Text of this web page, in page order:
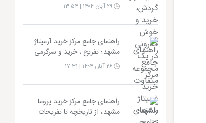
۲۹ آبان ۱۴۰۴ | ۱۳:۵۴
راهنمای جامع مرکز خرید آرمیتاژ
مشهد؛ تفریح ، خرید و سرگرمی
۲۶ آبان ۱۴۰۴ | ۱۷:۳۱
راهنمای جامع مرکز خرید پروما
مشهد، از تاریخچه تا تفریحات